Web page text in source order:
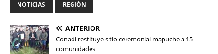
NOTICIAS REGIÓN
ANTERIOR
Conadi restituye sitio ceremonial mapuche a 15
comunidades